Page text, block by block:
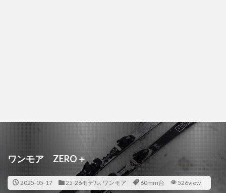
ワンモア ZERO＋
2025-05-17 25-26モデル, ワンモア 60mm台 526view